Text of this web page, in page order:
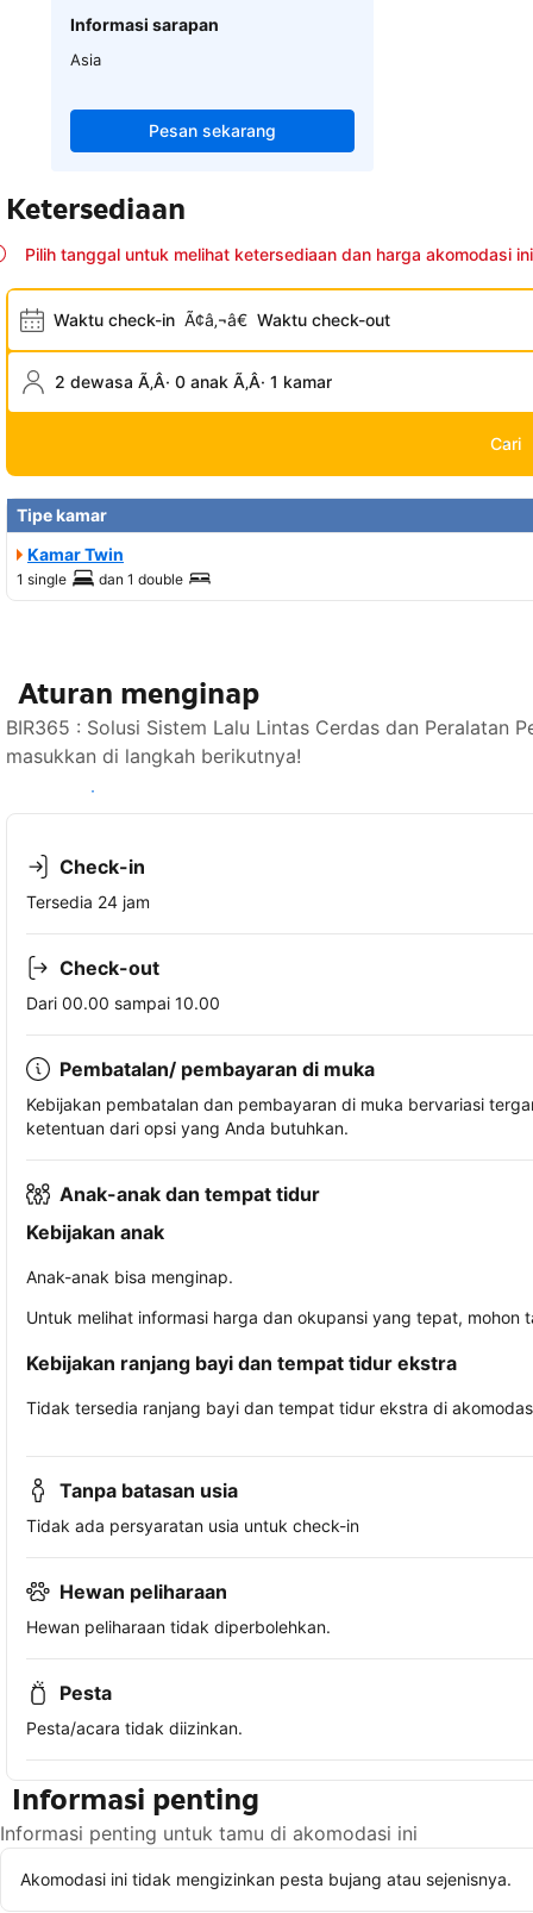
Informasi sarapan
Asia
Pesan sekarang
Ketersediaan
Pilih tanggal untuk melihat ketersediaan dan harga akomodasi ini
Waktu check-in Ã¢â‚¬â€ Waktu check-out
2 dewasa Ã‚Â· 0 anak Ã‚Â· 1 kamar
Cari
Tipe kamar
Kamar Twin
1 single dan 1 double
Aturan menginap
BIR365 : Solusi Sistem Lalu Lintas Cerdas dan Peralatan
masukkan di langkah berikutnya!
Lihat ketersediaan
Check-in
Tersedia 24 jam
Check-out
Dari 00.00 sampai 10.00
Pembatalan/ pembayaran di muka
Kebijakan pembatalan dan pembayaran di muka bervariasi
ketentuan dari opsi yang Anda butuhkan.
Anak-anak dan tempat tidur
Kebijakan anak
Anak-anak bisa menginap.
Untuk melihat informasi harga dan okupansi yang tepat,
Kebijakan ranjang bayi dan tempat tidur ekstra
Tidak tersedia ranjang bayi dan tempat tidur ekstra di
Tanpa batasan usia
Tidak ada persyaratan usia untuk check-in
Hewan peliharaan
Hewan peliharaan tidak diperbolehkan.
Pesta
Pesta/acara tidak diizinkan.
Informasi penting
Informasi penting untuk tamu di akomodasi ini
Akomodasi ini tidak mengizinkan pesta bujang atau sejenisnya.